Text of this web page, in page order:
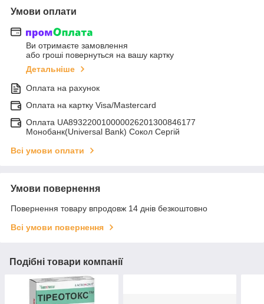
Умови оплати
Ви отримаєте замовлення
або гроші повернуться на вашу картку
Детальніше
Оплата на рахунок
Оплата на картку Visa/Mastercard
Оплата UA893220010000026201300846177
Монобанк(Universal Bank) Сокол Сергій
Всі умови оплати
Умови повернення
Повернення товару впродовж 14 днів безкоштовно
Всі умови повернення
Подібні товари компанії